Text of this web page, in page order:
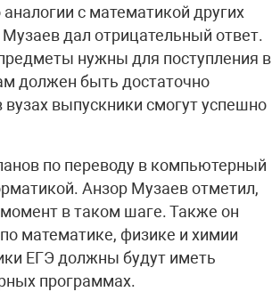
с математикой других
дал отрицательный ответ.
нужны для поступления в
должен быть достаточно
вузах выпускники смогут успешно
по переводу в компьютерный
Анзор Музаев отметил,
в таком шаге. Также он
математике, физике и химии
ЕГЭ должны будут иметь
программах.